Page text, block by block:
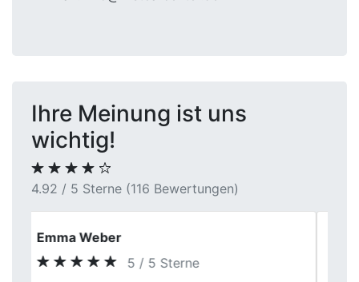
Ihre Meinung ist uns
wichtig!
4.92 / 5 Sterne (116 Bewertungen)
Nico Fischer
5 / 5 Sterne